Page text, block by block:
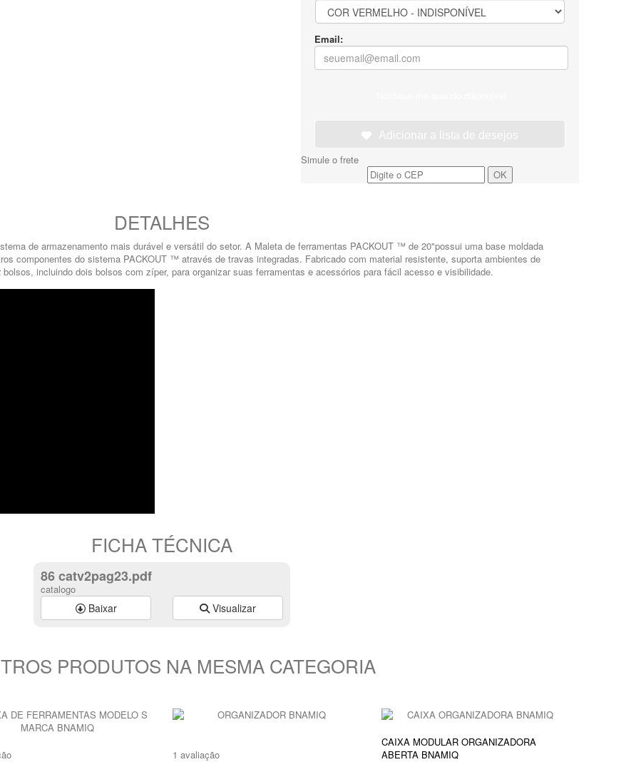
Email:
Simule o frete
DETALHES
de armazenamento mais durável e versátil do setor. A Maleta de ferramentas PACKOUT ™ de 20"possui uma base moldada
componentes do sistema PACKOUT ™ através de travas integradas. Fabricado com material resistente, suporta ambientes de
incluindo dois bolsos com zíper, para organizar suas ferramentas e acessórios para fácil acesso e visibilidade.
FICHA TÉCNICA
86 catv2pag23.pdf
catalogo
Baixar Visualizar
PRODUTOS NA MESMA CATEGORIA
1 avaliação
CAIXA MODULAR ORGANIZADORA
ABERTA BNAMIQ